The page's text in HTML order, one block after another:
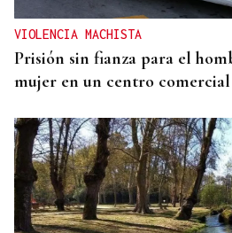
VIOLENCIA MACHISTA
Prisión sin fianza para el
mujer en un centro